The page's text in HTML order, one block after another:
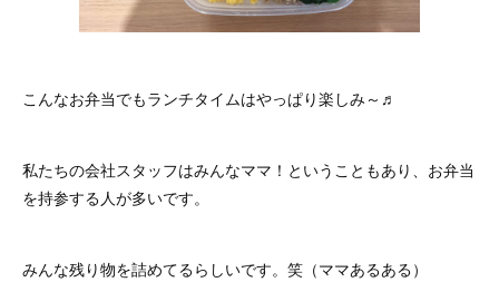
こんなお弁当でもランチタイムはやっぱり楽しみ～♬
私たちの会社スタッフはみんなママ！ということもあり、お弁当
を持参する人が多いです。
みんな残り物を詰めてるらしいです。笑（ママあるある）